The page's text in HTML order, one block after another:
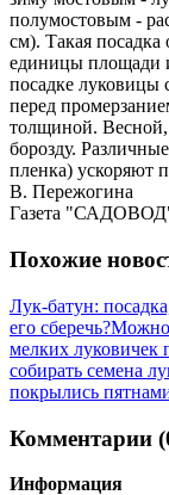
полумостовым -
см). Такая посадка
единицы площади
посадке луковицы
перед
толщиной. Весной,
борозду.
пленка) ускоряют
В. Пережогина
Газета
Похожие
Лук-батун:
его сберечь?Можно
мелких луковичек
собирать семена
покрылись
Комментарии
Информация